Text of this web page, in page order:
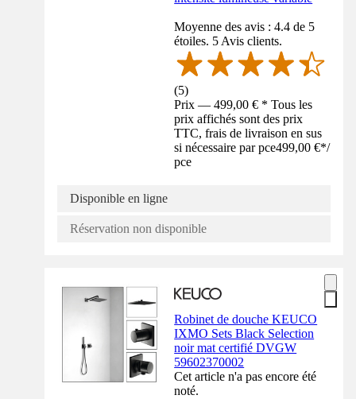
Moyenne des avis : 4.4 de 5
étoiles. 5 Avis clients.
(5)
Prix — 499,00 € * Tous les
prix affichés sont des prix
TTC, frais de livraison en sus
si nécessaire par pce499,00 €*/
pce
Disponible en ligne
Réservation non disponible
Robinet de douche KEUCO
IXMO Sets Black Selection
noir mat certifié DVGW
59602370002
Cet article n'a pas encore été
noté.